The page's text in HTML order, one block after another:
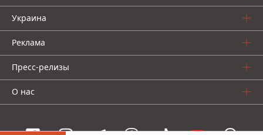
Украина
Реклама
Пресс-релизы
О нас